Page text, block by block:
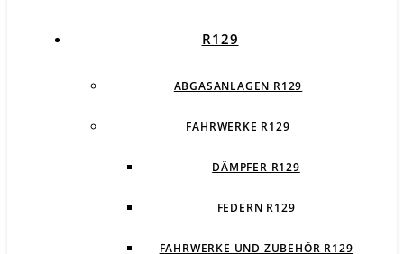
R129
ABGASANLAGEN R129
FAHRWERKE R129
DÄMPFER R129
FEDERN R129
FAHRWERKE UND ZUBEHÖR R129